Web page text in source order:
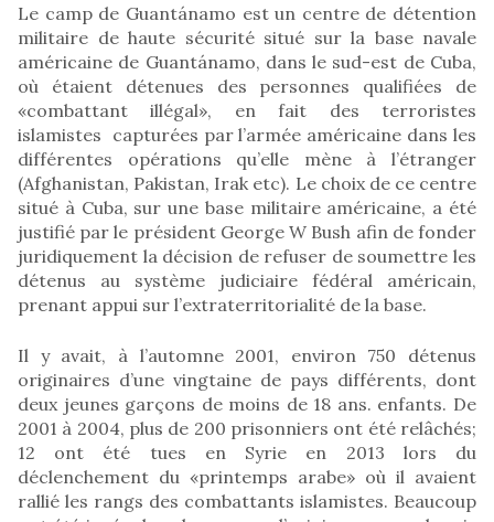
Le camp de Guantánamo est un centre de détention
militaire de haute sécurité situé sur la base navale
américaine de Guantánamo, dans le sud-est de Cuba,
où étaient détenues des personnes qualifiées de
«combattant illégal», en fait des terroristes
islamistes capturées par l’armée américaine dans les
différentes opérations qu’elle mène à l’étranger
(Afghanistan, Pakistan, Irak etc). Le choix de ce centre
situé à Cuba, sur une base militaire américaine, a été
justifié par le président George W Bush afin de fonder
juridiquement la décision de refuser de soumettre les
détenus au système judiciaire fédéral américain,
prenant appui sur l’extraterritorialité de la base.
Il y avait, à l’automne 2001, environ 750 détenus
originaires d’une vingtaine de pays différents, dont
deux jeunes garçons de moins de 18 ans. enfants. De
2001 à 2004, plus de 200 prisonniers ont été relâchés;
12 ont été tues en Syrie en 2013 lors du
déclenchement du «printemps arabe» où il avaient
rallié les rangs des combattants islamistes. Beaucoup